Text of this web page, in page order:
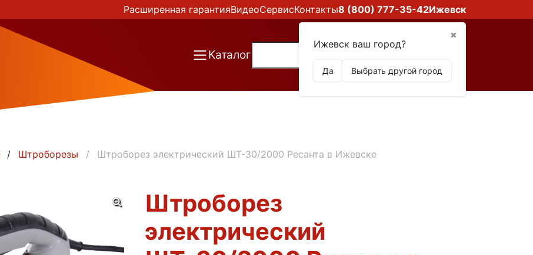
Расширенная гарантияВидеоСервисКонтакты8 (800) 777-35-42Ижевск
✖
Ижевск ваш город?
Да Выбрать другой город
Каталог
Штроборезы Штроборез электрический ШТ-30/2000 Ресанта в Ижевске
Штроборез
электрический